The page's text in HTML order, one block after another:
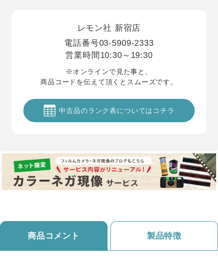
レモン社 新宿店
電話番号03-5909-2333
営業時間 10:30～19:30
※オンラインで見た事と、
商品コードを伝えて頂くとスムーズです。
中古品のランク表についてはコチラ
商品コメント 製品特徴